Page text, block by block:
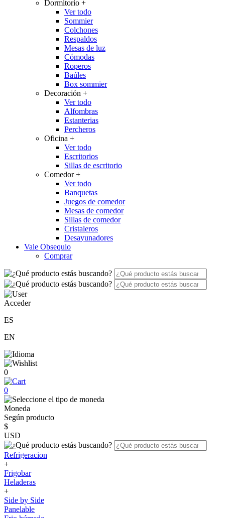
Dormitorio +
Ver todo
Sommier
Colchones
Respaldos
Mesas de luz
Cómodas
Roperos
Baúles
Box sommier
Decoración +
Ver todo
Alfombras
Estanterias
Percheros
Oficina +
Ver todo
Escritorios
Sillas de escritorio
Comedor+
Ver todo
Banquetas
Juegos de comedor
Mesas de comedor
Sillas de comedor
Cristaleros
Desayunadores
Vale Obsequio
Comprar
Acceder
ES
EN
0
0
Moneda
Según producto
$
USD
Refrigeracion
+
Frigobar
Heladeras
+
Side by Side
Panelable